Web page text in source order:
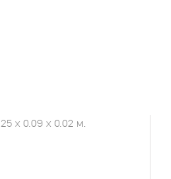
x 0.09 x 0.02 м.